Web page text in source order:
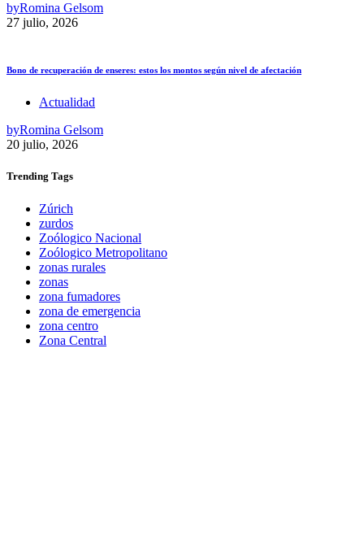
byRomina Gelsom
27 julio, 2026
Bono de recuperación de enseres: estos los montos según nivel de afectación
Actualidad
byRomina Gelsom
20 julio, 2026
Trending Tags
Zúrich
zurdos
Zoólogico Nacional
Zoólogico Metropolitano
zonas rurales
zonas
zona fumadores
zona de emergencia
zona centro
Zona Central